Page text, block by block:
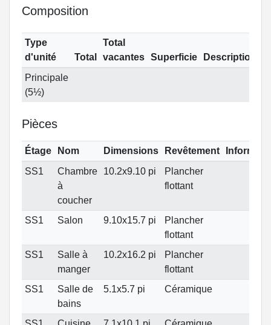
Composition
Type
d'unité
Total
Total
vacantes
Superficie
Description
Principale
(5½)
Pièces
Étage Nom Dimensions Revêtement
SS1
Chambre
à
coucher
10.2x9.10 pi
Plancher
flottant
SS1 Salon 9.10x15.7 pi
Plancher
flottant
SS1
Salle à
manger
10.2x16.2 pi
Plancher
flottant
SS1
Salle de
bains
5.1x5.7 pi Céramique